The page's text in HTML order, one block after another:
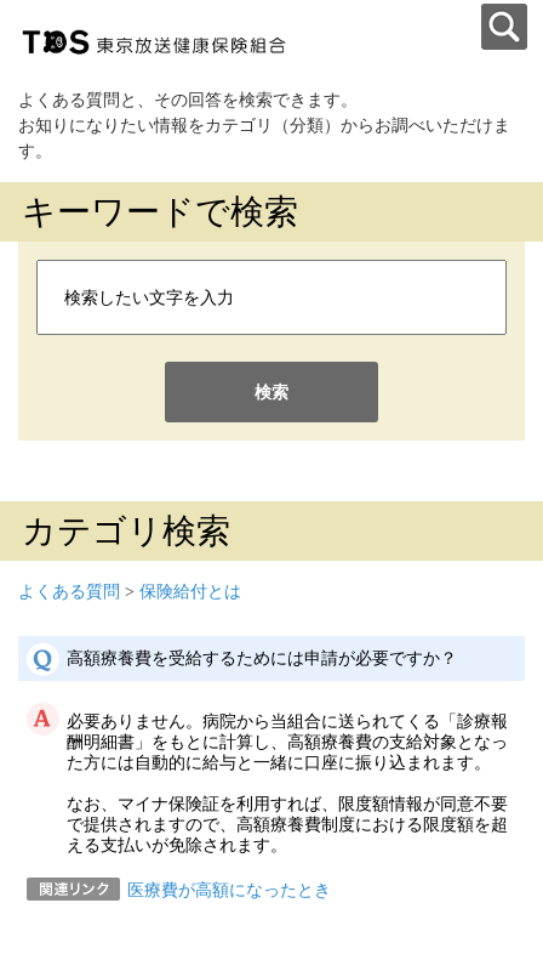
よくある質問と、その回答を検索できます。
お知りになりたい情報をカテゴリ（分類）からお調べいただけま
す。
キーワードで検索
検索
カテゴリ検索
よくある質問 > 保険給付とは
高額療養費を受給するためには申請が必要ですか？
必要ありません。病院から当組合に送られてくる「診療報
酬明細書」をもとに計算し、高額療養費の支給対象となっ
た方には自動的に給与と一緒に口座に振り込まれます。
なお、マイナ保険証を利用すれば、限度額情報が同意不要
で提供されますので、高額療養費制度における限度額を超
える支払いが免除されます。
医療費が高額になったとき